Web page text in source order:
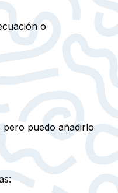
o
pero puedo añadirlo